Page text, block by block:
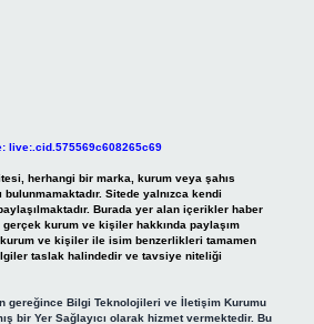
live:.cid.575569c608265c69
herhangi bir marka, kurum veya şahıs
Sitede yalnızca kendi
Burada yer alan içerikler haber
kurum ve kişiler hakkında paylaşım
kurum ve kişiler ile isim benzerlikleri tamamen
taslak halindedir ve tavsiye niteliği
gereğince Bilgi Teknolojileri ve İletişim Kurumu
bir Yer Sağlayıcı olarak hizmet vermektedir. Bu